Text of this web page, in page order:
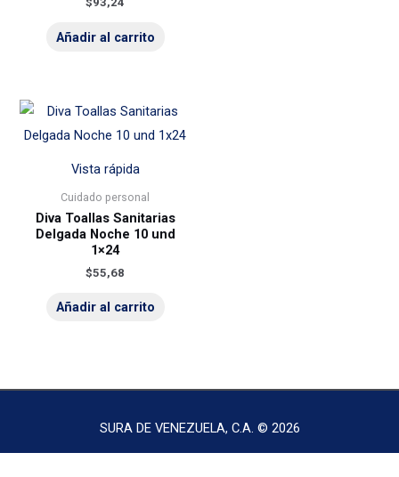
Añadir al carrito
Vista rápida
Cuidado personal
Diva Toallas Sanitarias
Delgada Noche 10 und
1×24
$55,68
Añadir al carrito
SURA DE VENEZUELA, C.A. © 2026